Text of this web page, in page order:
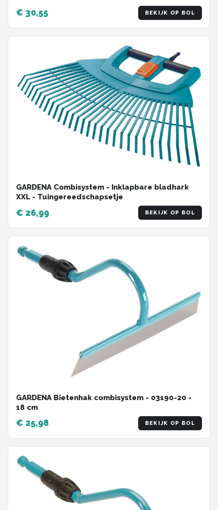
€ 30,55 BEKIJK OP BOL
GARDENA Combisystem - Inklapbare bladhark
XXL - Tuingereedschapsetje
€ 26,99 BEKIJK OP BOL
GARDENA Bietenhak combisystem - 03190-20 -
18 cm
€ 25,98 BEKIJK OP BOL